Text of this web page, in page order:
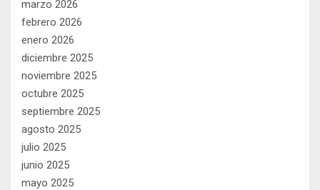
marzo 2026
febrero 2026
enero 2026
diciembre 2025
noviembre 2025
octubre 2025
septiembre 2025
agosto 2025
julio 2025
junio 2025
mayo 2025